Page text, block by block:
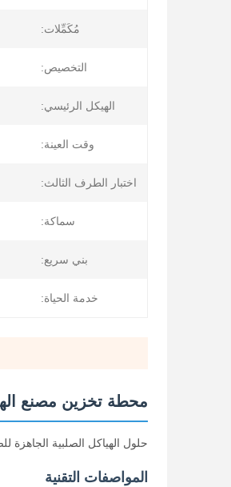
مُكَمِّلات:
التخصيص:
الهيكل الرئيسي:
وقت العينة:
اختبار الطرف الثالث:
سماكة:
بني سريع:
خدمة الحياة:
محطة تخزين مصنع
حلول الهياكل الصلبية
المواصفات التقنية